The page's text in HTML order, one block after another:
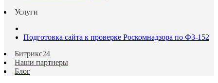
Услуги
Подготовка сайта к проверке Роскомнадзора по ФЗ-152
Битрикс24
Наши партнеры
Блог